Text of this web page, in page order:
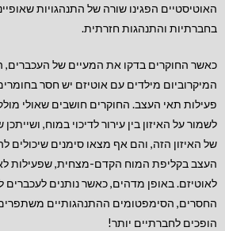
האוטיסטיים הפגינו שורה של התנהגויות
בחברתיות והתנהגות חזרתית.
כאשר החוקרים בדקו את המעיים של העכברים,
המיקרוביום מילדים עם אוטיזם יש חסר
פעילות תאי העצב. החוקרים חושבים שאולי
לשמור על האיזון בין עירור לדיכוי במוח,
של האיזון הזה, והם אף מצאו סימנים שיכולים
העצב בקליפת המוח הקדם-מצחית, שפעילות
לאוטיזם. באופן מדהים, כאשר נותנים לעכברים
החסרים, הסימפטומים ההתנהגותיים
הופכים לחברתיים יותר!